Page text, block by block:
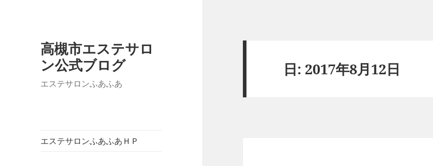
高槻市エステサロ
ン公式ブログ
エステサロンふあふあ
エステサロンふあふあＨＰ
日: 2017年8月12日